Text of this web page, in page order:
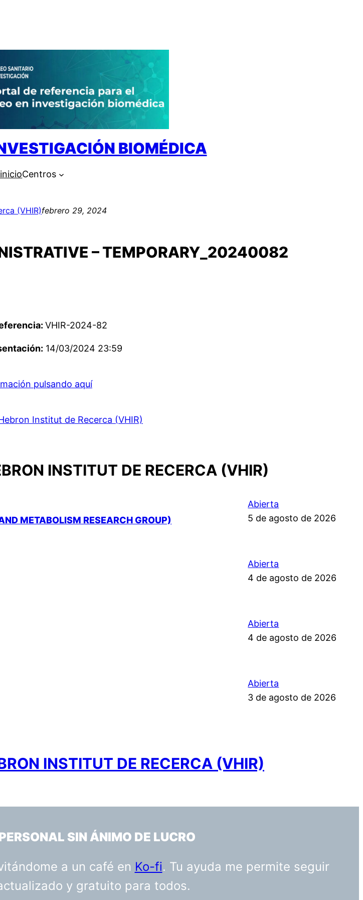
BIOMÉDICA
Centros
(VHIR)febrero 29, 2024
– TEMPORARY_20240082
VHIR-2024-82
14/03/2024 23:59
pulsando aquí
Institut de Recerca (VHIR)
INSTITUT DE RECERCA (VHIR)
METABOLISM RESEARCH GROUP)
Abierta
5 de agosto de 2026
Abierta
4 de agosto de 2026
Abierta
4 de agosto de 2026
Abierta
3 de agosto de 2026
INSTITUT DE RECERCA (VHIR)
SIN ÁNIMO DE LUCRO
a un café en Ko-fi. Tu ayuda me permite seguir
y gratuito para todos.